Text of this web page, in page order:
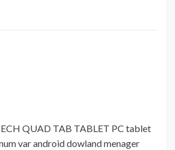
QUAD TAB TABLET PC tablet
var android dowland menager